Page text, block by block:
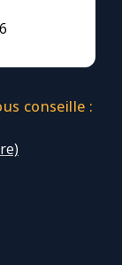
conseille :